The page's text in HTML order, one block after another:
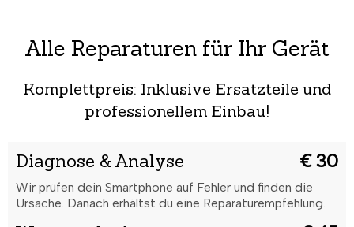
Alle Reparaturen für Ihr Gerät
Komplettpreis: Inklusive Ersatzteile und
professionellem Einbau!
Diagnose & Analyse € 30
Wir prüfen dein Smartphone auf Fehler und finden die
Ursache. Danach erhältst du eine Reparaturempfehlung.